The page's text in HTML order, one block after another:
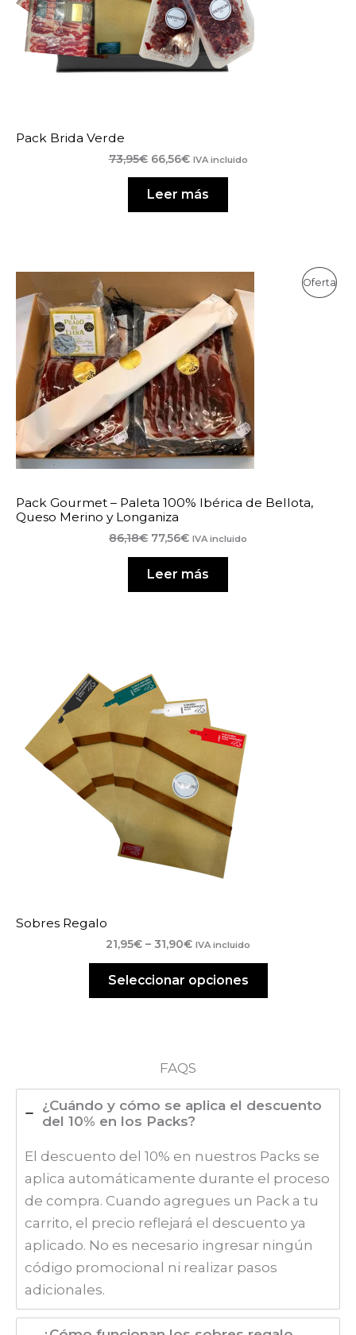
Pack Brida Verde
73,95€ El
era:
73,95€.
66,56€El
actual
es:
66,56€.
IVA incluido
Leer más
Oferta
Pack Gourmet – Paleta 100% Ibérica de Bellota,
Queso Merino y Longaniza
86,18€ El
era:
86,18€.
77,56€El
actual
es:
77,56€.
IVA incluido
Leer más
Sobres Regalo
21,95€ – 31,90€Rango
precios:
desde
21,95€
IVA incluido
Seleccionar opciones
FAQS
¿Cuándo y cómo se aplica el descuento
del 10% en los Packs?
El descuento del 10% en nuestros Packs se
aplica automáticamente durante el proceso
de compra. Cuando agregues un Pack a tu
carrito, el precio reflejará el descuento ya
aplicado. No es necesario ingresar ningún
código promocional ni realizar pasos
adicionales.